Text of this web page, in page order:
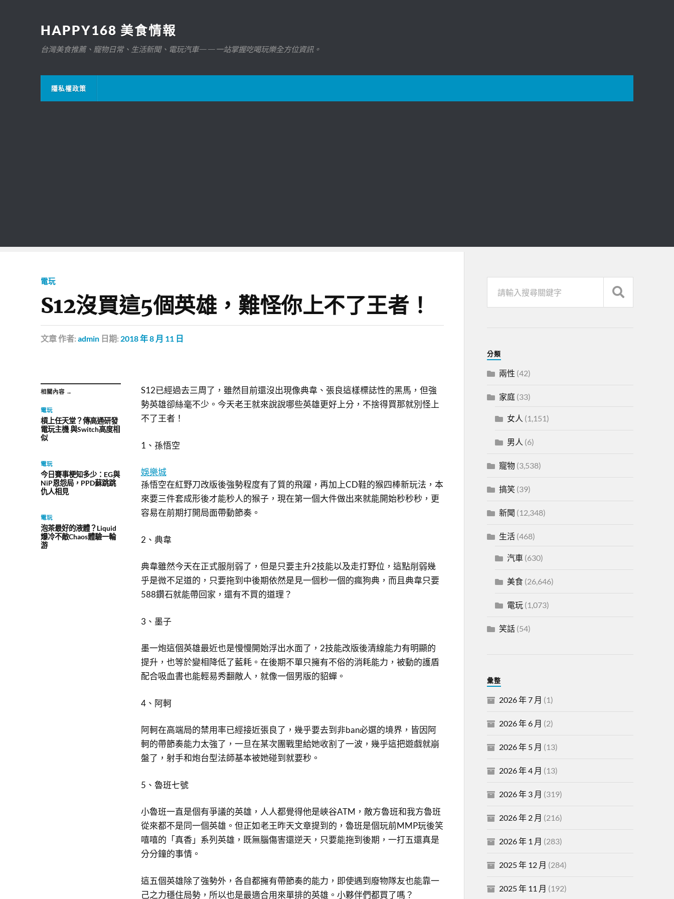
HAPPY168 美食情報
台灣美食推薦、寵物日常、生活新聞、電玩汽車——一站掌握吃喝玩樂全方位資訊。
隱私權政策
電玩
S12沒買這5個英雄，難怪你上不了王者！
文章作者: admin 日期: 2018 年 8 月 11 日
相關內容 →
電玩
槓上任天堂？傳高通研發
電玩主機 與Switch高度相
似
電玩
今日賽事梗知多少：EG與
NiP恩怨局，PPD蘇跳跳
仇人相見
電玩
泡茶最好的液體？Liquid
爆冷不敵Chaos體驗一輪
游
S12已經過去三周了，雖然目前還沒出現像典韋、張良這樣標誌性的黑馬，但強
勢英雄卻絲毫不少。今天老王就來說說哪些英雄更好上分，不捨得買那就別怪上
不了王者！
1、孫悟空
娛樂城
孫悟空在紅野刀改版後強勢程度有了質的飛躍，再加上CD鞋的猴四棒新玩法，本
來要三件套成形後才能秒人的猴子，現在第一個大件做出來就能開始秒秒秒，更
容易在前期打開局面帶動節奏。
2、典韋
典韋雖然今天在正式服削弱了，但是只要主升2技能以及走打野位，這點削弱幾
乎是微不足道的，只要拖到中後期依然是見一個秒一個的瘋狗典，而且典韋只要
588鑽石就能帶回家，還有不買的道理？
3、墨子
墨一炮這個英雄最近也是慢慢開始浮出水面了，2技能改版後清線能力有明顯的
提升，也等於變相降低了藍耗。在後期不單只擁有不俗的消耗能力，被動的護盾
配合吸血書也能輕易秀翻敵人，就像一個男版的貂蟬。
4、阿軻
阿軻在高端局的禁用率已經接近張良了，幾乎要去到非ban必選的境界，皆因阿
軻的帶節奏能力太強了，一旦在某次團戰里給她收割了一波，幾乎這把遊戲就崩
盤了，射手和炮台型法師基本被她碰到就要秒。
5、魯班七號
小魯班一直是個有爭議的英雄，人人都覺得他是峽谷ATM，敵方魯班和我方魯班
從來都不是同一個英雄。但正如老王昨天文章提到的，魯班是個玩前MMP玩後笑
嘻嘻的「真香」系列英雄，既無腦傷害還逆天，只要能拖到後期，一打五還真是
分分鐘的事情。
這五個英雄除了強勢外，各自都擁有帶節奏的能力，即使遇到廢物隊友也能靠一
己之力穩住局勢，所以也是最適合用來單排的英雄。小夥伴們都買了嗎？
分類
兩性 (42)
家庭(33)
女人 (1,151)
男人 (6)
寵物(3,538)
搞笑(39)
新聞 (12,348)
生活(468)
汽車(630)
美食(26,646)
電玩(1,073)
笑話(54)
彙整
2026 年 7 月 (1)
2026 年 6 月 (2)
2026 年 5 月 (13)
2026 年 4 月 (13)
2026 年 3 月 (319)
2026 年 2 月 (216)
2026 年 1 月 (283)
2025 年 12 月 (284)
2025 年 11 月 (192)